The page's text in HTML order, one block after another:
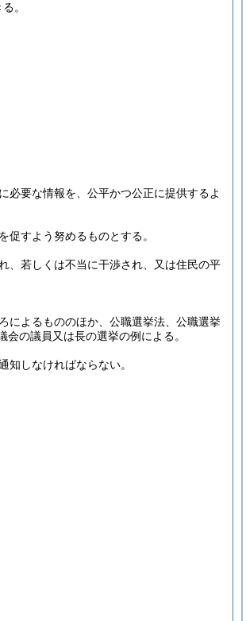
。
必要な情報を、公平かつ公正に提供するよ
すよう努めるものとする。
、若しくは不当に干渉され、又は住民の平
によるもののほか、公職選挙法、公職選挙
の議員又は長の選挙の例による。
しなければならない。